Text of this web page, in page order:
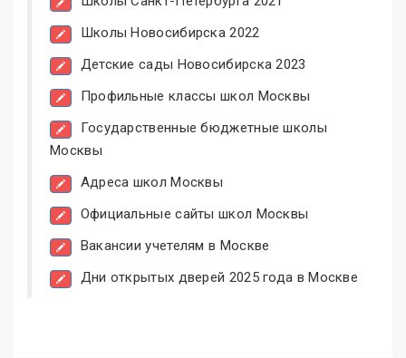
Школы Новосибирска 2022
Детские сады Новосибирска 2023
Профильные классы школ Москвы
Государственные бюджетные школы
Москвы
Адреса школ Москвы
Официальные сайты школ Москвы
Вакансии учетелям в Москве
Дни открытых дверей 2025 года в Москве